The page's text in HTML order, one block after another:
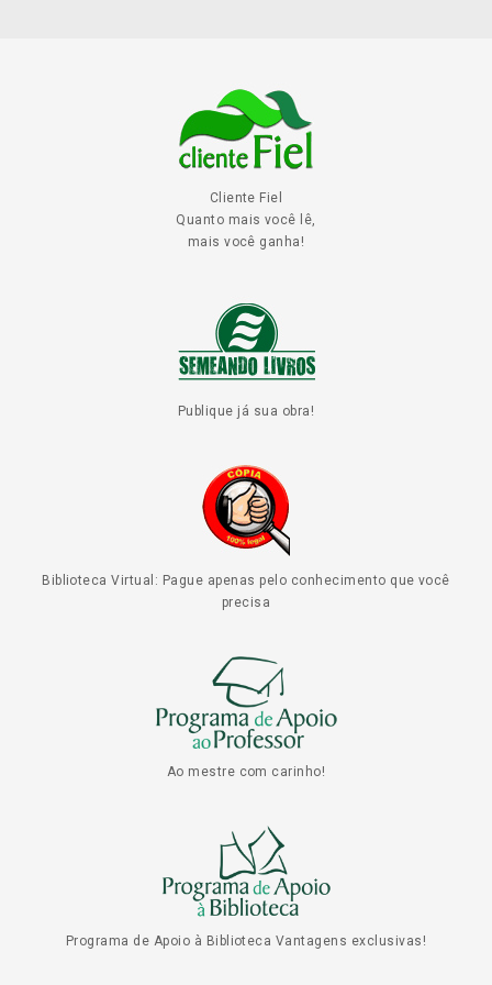
Cliente Fiel
Quanto mais você lê,
mais você ganha!
Publique já sua obra!
Biblioteca Virtual: Pague apenas pelo conhecimento que você
precisa
Ao mestre com carinho!
Programa de Apoio à Biblioteca Vantagens exclusivas!